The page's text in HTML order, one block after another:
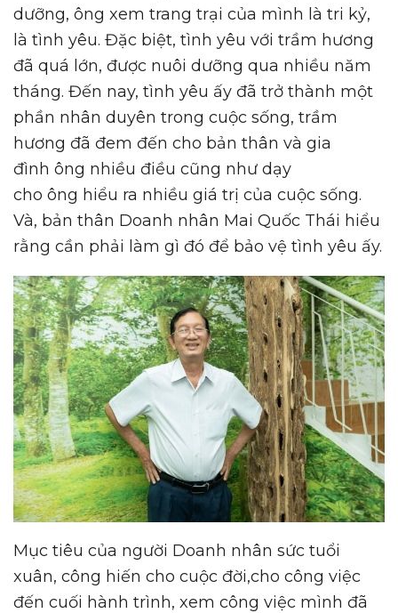
dưỡng, ông xem trang trại của mình là tri kỷ,
là tình yêu. Đặc biệt, tình yêu với trầm hương
đã quá lớn, được nuôi dưỡng qua nhiều năm
tháng. Đến nay, tình yêu ấy đã trở thành một
phần nhân duyên trong cuộc sống, trầm
hương đã đem đến cho bản thân và gia
đình ông nhiều điều cũng như dạy
cho ông hiểu ra nhiều giá trị của cuộc sống.
Và, bản thân Doanh nhân Mai Quốc Thái hiểu
rằng cần phải làm gì đó để bảo vệ tình yêu ấy.
Mục tiêu của người Doanh nhân sức tuổi
xuân, công hiến cho cuộc đời,cho công việc
đến cuối hành trình, xem công việc mình đã